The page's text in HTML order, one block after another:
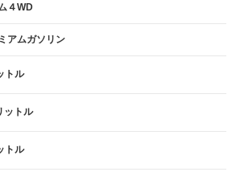
４WD
アムガソリン
トル
ットル
トル